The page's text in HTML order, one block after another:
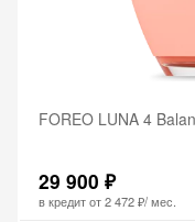
FOREO LUNA 4
29 900 ₽
в кредит от2 472 ₽/ мес.